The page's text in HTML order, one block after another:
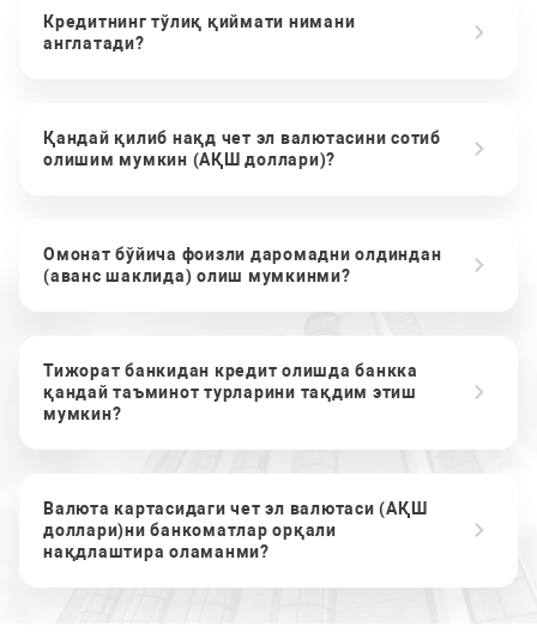
Кредитнинг тўлиқ қиймати нимани
англатади?
Қандай қилиб нақд чет эл валютасини сотиб
олишим мумкин (АҚШ доллари)?
Омонат бўйича фоизли даромадни олдиндан
(аванс шаклида) олиш мумкинми?
Тижорат банкидан кредит олишда банкка
қандай таъминот турларини тақдим этиш
мумкин?
Валюта картасидаги чет эл валютаси (АҚШ
доллари)ни банкоматлар орқали
нақдлаштира оламанми?